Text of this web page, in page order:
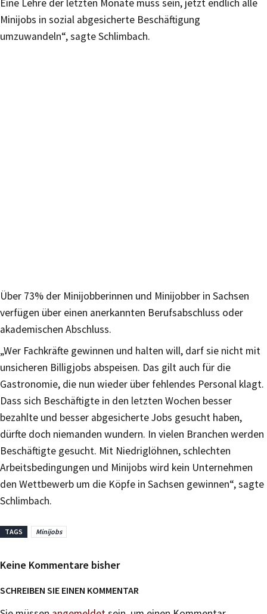
Eine Lehre der letzten Monate muss sein, jetzt endlich alle
Minijobs in sozial abgesicherte Beschäftigung
umzuwandeln“, sagte Schlimbach.
Über 73% der Minijobberinnen und Minijobber in Sachsen
verfügen über einen anerkannten Berufsabschluss oder
akademischen Abschluss.
„Wer Fachkräfte gewinnen und halten will, darf sie nicht mit
unsicheren Billigjobs abspeisen. Das gilt auch für die
Gastronomie, die nun wieder über fehlendes Personal klagt.
Dass sich Beschäftigte in den letzten Wochen besser
bezahlte und besser abgesicherte Jobs gesucht haben,
dürfte doch niemanden wundern. In vielen Branchen werden
Beschäftigte gesucht. Mit Niedriglöhnen, schlechten
Arbeitsbedingungen und Minijobs wird kein Unternehmen
den Wettbewerb um die Köpfe in Sachsen gewinnen“, sagte
Schlimbach.
TAGS Minijobs
Keine Kommentare bisher
SCHREIBEN SIE EINEN KOMMENTAR